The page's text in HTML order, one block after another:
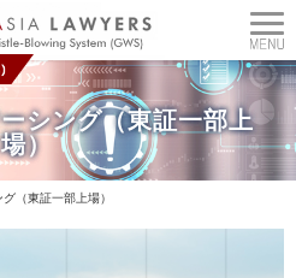
シング（東証一部上
場）
（東証一部上場）